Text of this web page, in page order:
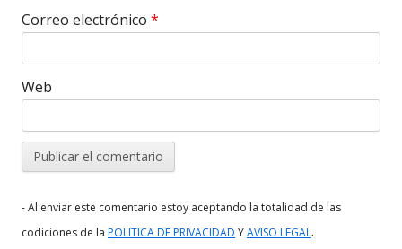
Correo electrónico *
Web
- Al enviar este comentario estoy aceptando la totalidad de las
codiciones de la POLITICA DE PRIVACIDAD YAVISO LEGAL.